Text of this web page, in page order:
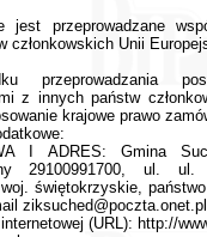
jest przeprowadzane
członkowskich Unii
przeprowadzania
z innych państw
krajowe prawo
I ADRES: Gmina
29100991700, ul.
świętokrzyskie,
ziksuched@poczta.onet.pl
(URL): http://